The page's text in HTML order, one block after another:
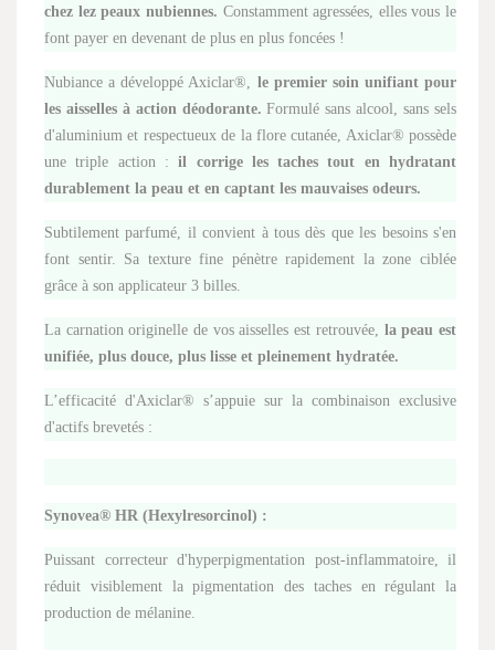
chez lez peaux nubiennes. Constamment agressées, elles vous le
font payer en devenant de plus en plus foncées !
Nubiance a développé Axiclar®, le premier soin unifiant pour
les aisselles à action déodorante. Formulé sans alcool, sans sels
d'aluminium et respectueux de la flore cutanée, Axiclar® possède
une triple action : il corrige les taches tout en hydratant
durablement la peau et en captant les mauvaises odeurs.
Subtilement parfumé, il convient à tous dès que les besoins s'en
font sentir. Sa texture fine pénètre rapidement la zone ciblée
grâce à son applicateur 3 billes.
La carnation originelle de vos aisselles est retrouvée, la peau est
unifiée, plus douce, plus lisse et pleinement hydratée.
L’efficacité d'Axiclar® s’appuie sur la combinaison exclusive
d'actifs brevetés :
Synovea® HR (Hexylresorcinol) :
Puissant correcteur d'hyperpigmentation post-inflammatoire, il
réduit visiblement la pigmentation des taches en régulant la
production de mélanine.